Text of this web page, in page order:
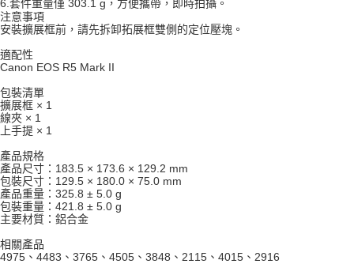
１．透過由恩沛科技股份有限公司提供之「AFTEE先享後付」服務完成之交
易，需依本服務之必要範圍內提供個人資料，並將交易相關給付款項請求債
權轉讓予恩沛科技股份有限公司。
２．關於個人資料處理事宜，請瀏覽以下網址：
https://aftee.tw/terms/#terms3
「AFTEE先享後付」，若未經同意申辦者引起之損失，本公司不負相關責
任。
４．使用「AFTEE先享後付」時，將依據個別帳號之用戶狀況，依本公司即
時審查核予不同之上限額度；若仍有額度不足之情形，本公司將視審查結果
５．嚴禁一人註冊多個帳號或使用他人資訊註冊。若發現惡意使用之情形，
恩沛科技股份有限公司將有權停止該用戶之使用額度並採取法律行動。
免運費
6. 套件重量僅 303.1 g，方便攜帶，即時拍攝。
注意事項
安裝擴展框前，請先拆卸拓展框雙側的定位壓塊。
適配性
Canon EOS R5 Mark II
包裝清單
擴展框 × 1
線夾 × 1
上手提 × 1
產品規格
產品尺寸：183.5 × 173.6 × 129.2 mm
包裝尺寸：129.5 × 180.0 × 75.0 mm
產品重量：325.8 ± 5.0 g
包裝重量：421.8 ± 5.0 g
主要材質：鋁合金
相關產品
4975、4483、3765、4505、3848、2115、4015、2916